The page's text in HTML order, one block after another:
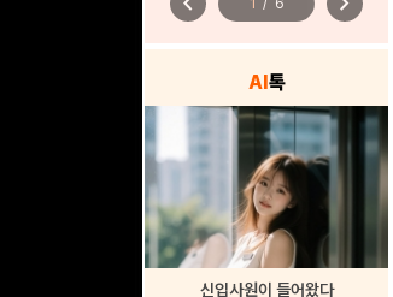
1 / 6
AI톡
신입사원이 들어왔다